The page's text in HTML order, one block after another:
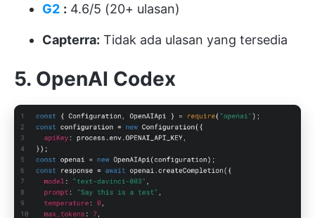
G2 : 4.6/5 (20+ ulasan)
Capterra: Tidak ada ulasan yang tersedia
5. OpenAI Codex